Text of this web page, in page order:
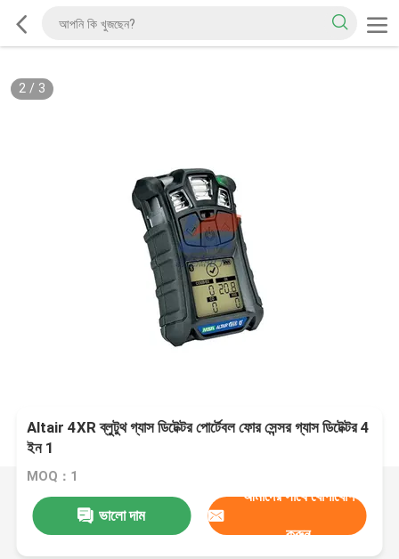
2/ 3
Altair 4XR ব্লুটুথ গ্যাস ডিটেক্টর পোর্টেবল ফোর সেন্সর গ্যাস ডিটেক্টর 4
ইন 1
MOQ：1
ভালো দাম
আমাদের সাথে যোগাযোগ
করুন